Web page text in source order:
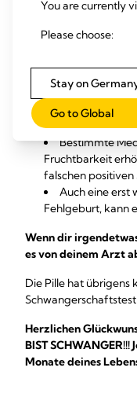
Fehlgeburt
selten vor und
festgestellt
In äußerst
Ursache für
Auch die
verfälschen.
Bestimmte
Fruchtbarkeit
falschen
Auch eine erst
Fehlgeburt, kann
Wenn dir
es von deinem Arzt
Die Pille hat übrigens
Herzlichen
BIST
Monate deines
You are currently
Please choose:
Stay on
Go to Global